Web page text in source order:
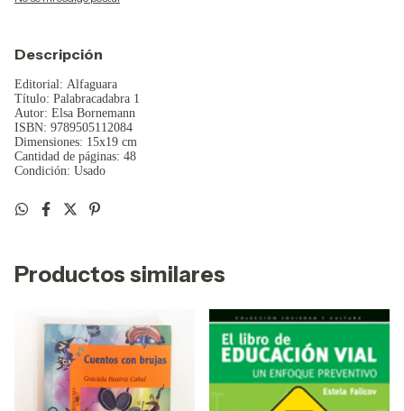
Descripción
Editorial: Alfaguara
Título: Palabracadabra 1
Autor: Elsa Bornemann
ISBN: 9789505112084
Dimensiones: 15x19 cm
Cantidad de páginas: 48
Condición: Usado
Productos similares